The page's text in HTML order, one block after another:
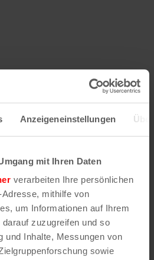
Anzeigeneinstellungen
mit Ihren Daten
verarbeiten Ihre persönlichen
mithilfe von
um Informationen auf Ihrem
zuzugreifen und so
und Inhalte, Messungen von
sowie